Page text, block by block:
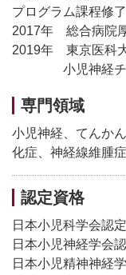
プログラム課程修了
2017年 総合病院
2019年 東京医科
小児神経チー
専門領域
小児神経、てんか
化症、神経線維腫症
認定資格
日本小児科学会認
日本小児神経学会
日本小児精神神経